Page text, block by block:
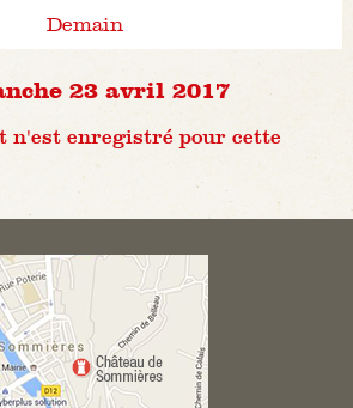
Demain
23 avril 2017
n'est enregistré pour cette